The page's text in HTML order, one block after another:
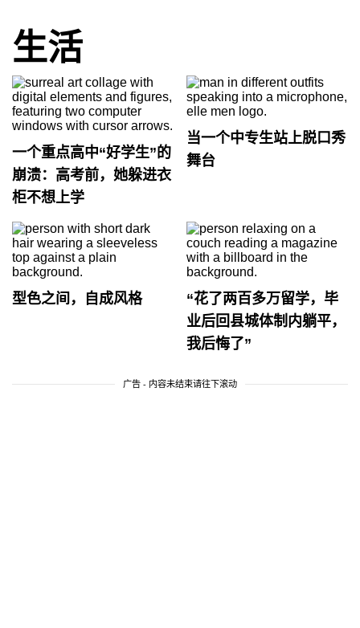
生活
一个重点高中“好学生”的
崩溃：高考前，她躲进衣
柜不想上学
当一个中专生站上脱口秀
舞台
型色之间，自成风格
“花了两百多万留学，毕
业后回县城体制内躺平，
我后悔了”
广告 - 内容未结束请往下滚动